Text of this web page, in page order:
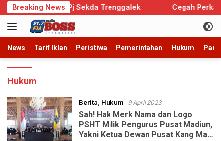
Langsung
ke
konten
Breaking News
Jadi Pj Sekda Trenggalek Cegah Perkawinan
News Tarif Iklan Peristiwa Pemerintahan Hukum
Hukum
Berita Hukum 9 April 2023
Sah! Hak Merk Nama dan Logo
PSHT Milik Pengurus Pusat Madiun,
Yakni Ketua Dewan Pusat Kang Mas